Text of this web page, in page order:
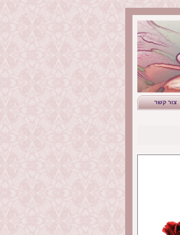
צור קשר